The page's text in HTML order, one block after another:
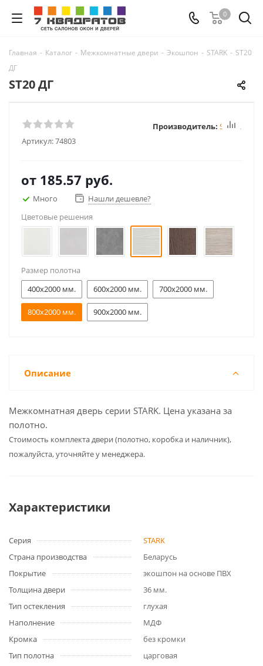
0
Главная - Каталог - Межкомнатные двери - Экошпон - STARK - ST20
ДГ
ST20 ДГ
Артикул:74803
Производитель: STARK
от 185.57 руб.
Много
Нашли дешевле?
Цветовые решения
Размер полотна
400x2000 мм.
600x2000 мм. 700x2000 мм.
800x2000 мм. 900x2000 мм.
Описание
Межкомнатная дверь серии STARK. Цена указана за
полотно.
Cтоимость комплекта двери (полотно, коробка и наличник),
пожалуйста, уточняйте у менеджера.
Характеристики
Серия
STARK
Страна производства
Беларусь
Покрытие
экошпон на основе ПВХ
Толщина двери
36 мм.
Тип остекления
глухая
Наполнение
МДФ
Кромка
без кромки
Тип полотна
царговая